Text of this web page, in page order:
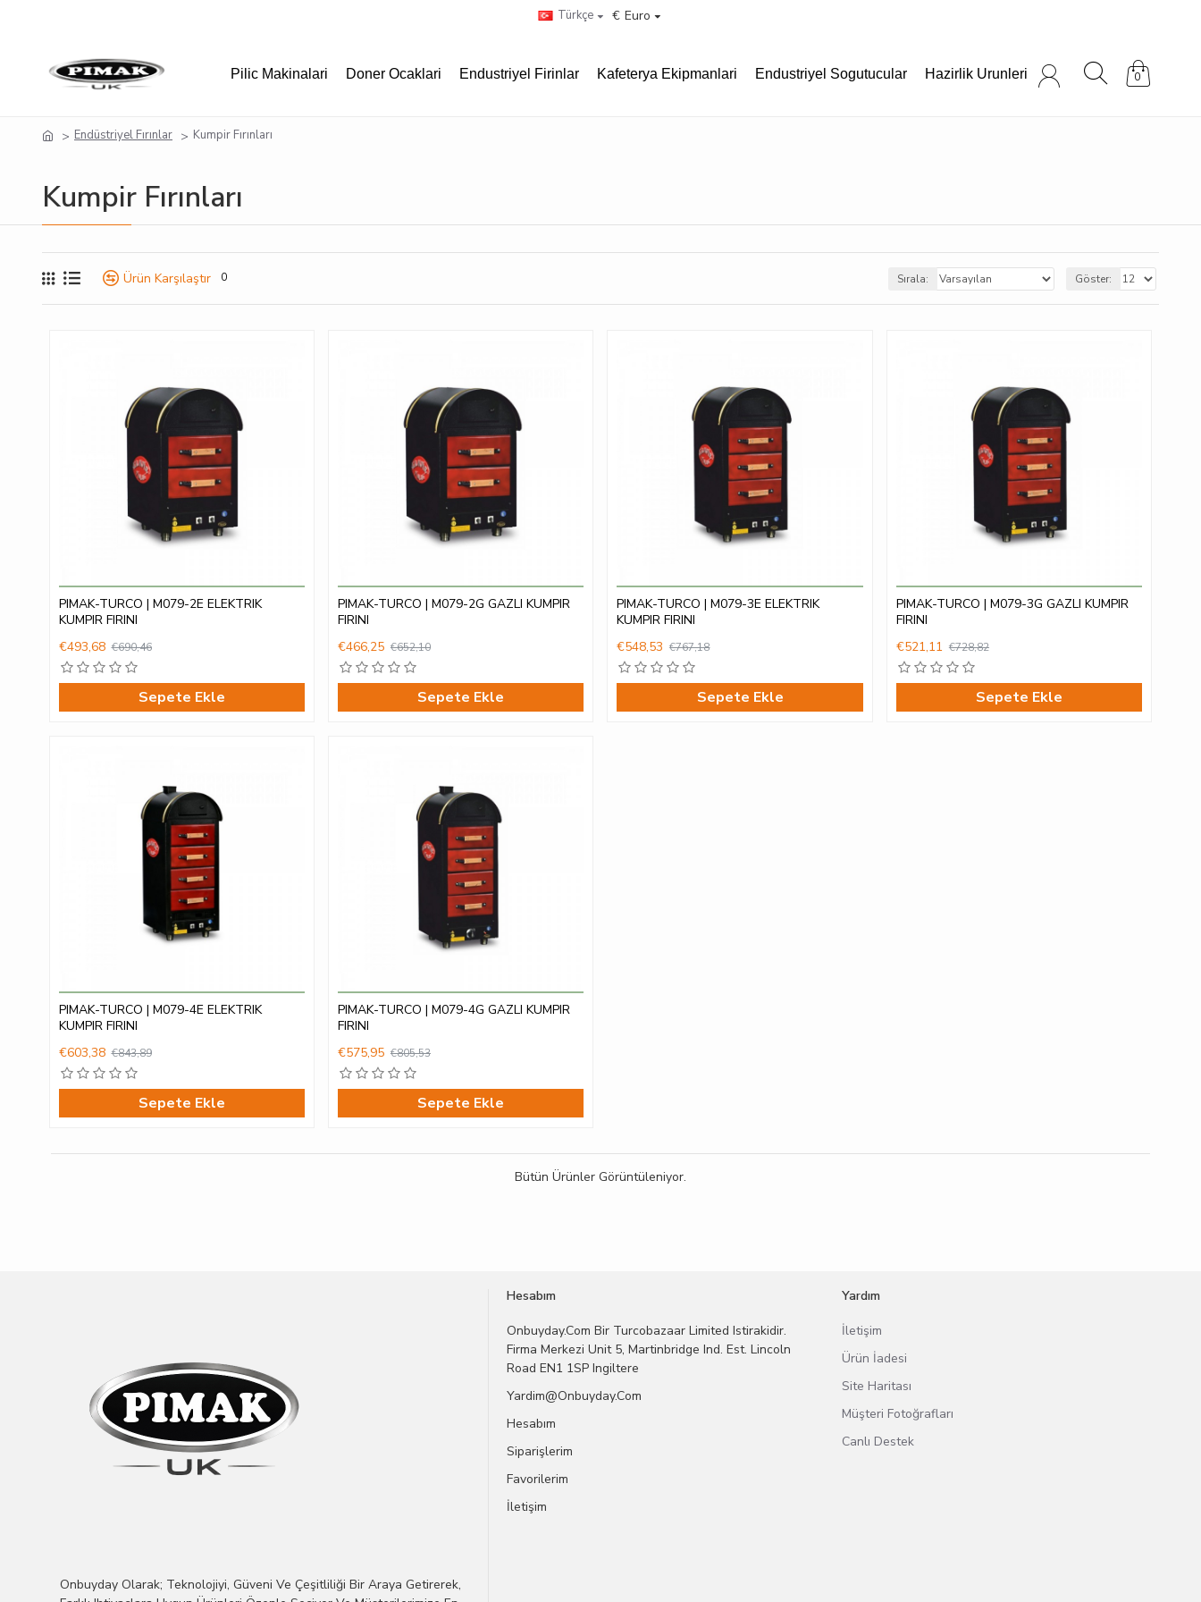
Türkçe € Euro
Pilic Makinalari Doner Ocaklari Endustriyel Firinlar Kafeterya Ekipmanlari Endustriyel Sogutucular Hazirlik Urunleri 0
Endüstriyel Fırınlar Kumpir Fırınları
Kumpir Fırınları
Ürün Karşılaştır 0 Sırala: Göster:
PIMAK-TURCO | M079-2E ELEKTRIK
KUMPIR FIRINI
€493,68 €690,46
Sepete Ekle
PIMAK-TURCO | M079-2G GAZLI KUMPIR
FIRINI
€466,25 €652,10
Sepete Ekle
PIMAK-TURCO | M079-3E ELEKTRIK
KUMPIR FIRINI
€548,53 €767,18
Sepete Ekle
PIMAK-TURCO | M079-3G GAZLI KUMPIR
FIRINI
€521,11 €728,82
Sepete Ekle
PIMAK-TURCO | M079-4E ELEKTRIK
KUMPIR FIRINI
€603,38 €843,89
Sepete Ekle
PIMAK-TURCO | M079-4G GAZLI KUMPIR
FIRINI
€575,95 €805,53
Sepete Ekle
Bütün Ürünler Görüntüleniyor.
Onbuyday Olarak; Teknolojiyi, Güveni Ve Çeşitliliği Bir Araya Getirerek,
Hesabım
Onbuyday.com Bir Turcobazaar Limited Istirakidir.
Firma Merkezi Unit 5, Martinbridge Ind. Est. Lincoln
Road EN1 1SP Ingiltere
Yardim@onbuyday.com
Hesabım
Siparişlerim
Favorilerim
İletişim
Yardım
İletişim
Ürün İadesi
Site Haritası
Müşteri Fotoğrafları
Canlı Destek